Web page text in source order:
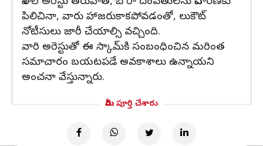
పిలిచినా, వారు హాజరుకాకపోవడంతో, లుకౌట్
నోటీసులు జారీ చేయాల్సి వచ్చింది.
వారి అరెస్టుతో ఈ స్కామ్‌కి సంబంధించిన మరింత
సమాచారం బయటపడే అవకాశాలు ఉన్నాయని
అంచనా వేస్తున్నారు.
మీరు పూర్తి చేశారు